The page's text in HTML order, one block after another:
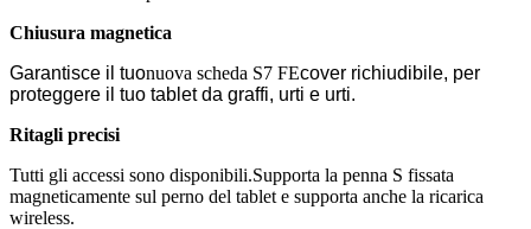
Chiusura magnetica
Garantisce il tuonuova scheda S7 FEcover richiudibile, per
proteggere il tuo tablet da graffi, urti e urti.
Ritagli precisi
Tutti gli accessi sono disponibili.Supporta la penna S fissata
magneticamente sul perno del tablet e supporta anche la ricarica
wireless.